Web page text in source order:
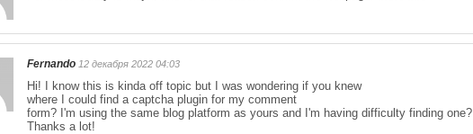
Fernando 12 декабря 2022 04:03
Hi! I know this is kinda off topic but I was wondering if you knew
where I could find a captcha plugin for my comment
form? I'm using the same blog platform as yours and I'm having difficulty finding one?
Thanks a lot!